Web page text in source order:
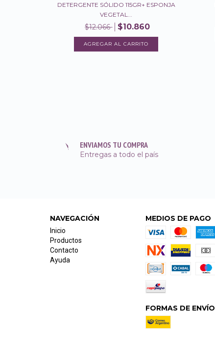
DETERGENTE SÓLIDO 115GR+ ESPONJA
VEGETAL...
$12.066 $10.860
ENVIAMOS TU COMPRA
Entregas a todo el país
NAVEGACIÓN
Inicio
Productos
Contacto
Ayuda
MEDIOS DE PAGO
FORMAS DE ENVÍO